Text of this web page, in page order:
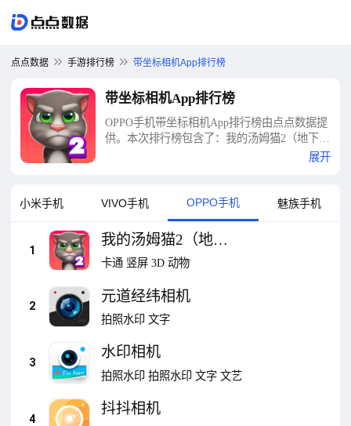
点点数据 手游排行榜 带坐标相机App排行榜
带坐标相机App排行榜
OPPO手机带坐标相机App排行榜由点点数据提
供。本次排行榜包含了：我的汤姆猫2（地下室
冒险开启）、元道经纬相机、水印相机、抖抖
等十大带坐标相机App排行榜
展开
小米手机 VIVO手机 OPPO手机 魅族手机
1
我的汤姆猫2（地下
室冒险开启）
卡通 竖屏 3D 动物
2
元道经纬相机
拍照水印 文字
3
水印相机
拍照水印 拍照水印 文字 文艺
4
抖抖相机